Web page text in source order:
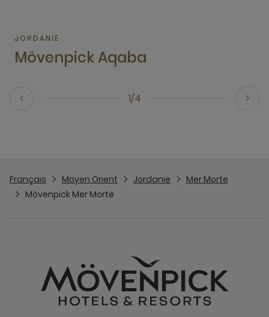
1/4
JORDANIE
Mövenpick Aqaba
Français Moyen Orient Jordanie
Mer Morte
Mövenpick Mer Morte